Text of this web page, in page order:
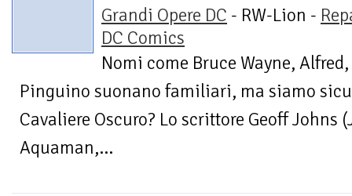
Grandi Opere DC - RW-Lion -
DC Comics
Nomi come Bruce Wayne,
Pinguino suonano familiari, ma siamo
Cavaliere Oscuro? Lo scrittore Geoff Johns
Aquaman,...